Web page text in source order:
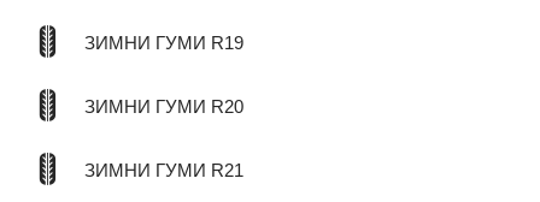
ЗИМНИ ГУМИ R19
ЗИМНИ ГУМИ R20
ЗИМНИ ГУМИ R21